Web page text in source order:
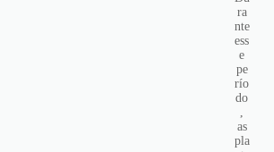
ra
nte
ess
e
pe
río
do
,
as
pla